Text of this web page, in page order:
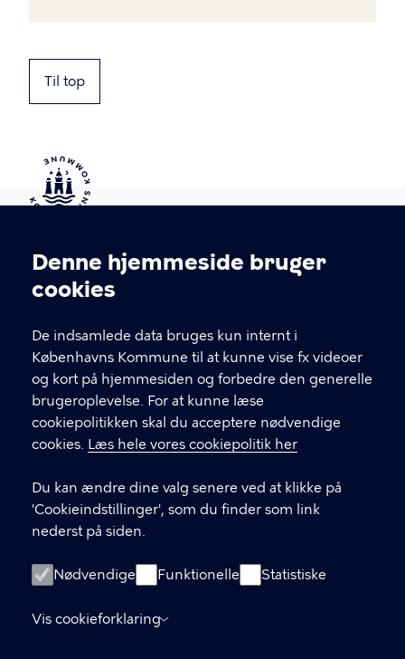
Cookieindstillinger
Denne hjemmeside bruger
cookies
De indsamlede data bruges kun internt i
Københavns Kommune til at kunne vise fx videoer
og kort på hjemmesiden og forbedre den generelle
brugeroplevelse. For at kunne læse
cookiepolitikken skal du acceptere nødvendige
cookies. Læs hele vores cookiepolitik her
Du kan ændre dine valg senere ved at klikke på
'Cookieindstillinger', som du finder som link
nederst på siden.
Nødvendige Funktionelle Statistiske
Vis cookieforklaring
Til top
Kontakt Københavns Kommune
T
fFind andre kontakter her
CVR-nummer64942212
GENVEJE
Digital Post
Databeskyttelse
Tilgængelighedserklæring
Om hjemmesiden